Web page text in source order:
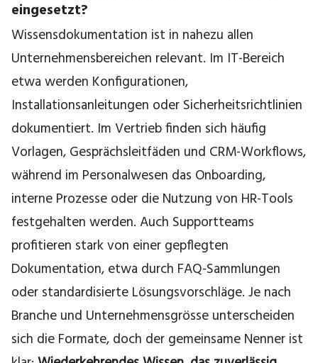
eingesetzt?
Wissensdokumentation ist in nahezu allen
Unternehmensbereichen relevant. Im IT-Bereich
etwa werden Konfigurationen,
Installationsanleitungen oder Sicherheitsrichtlinien
dokumentiert. Im Vertrieb finden sich häufig
Vorlagen, Gesprächsleitfäden und CRM-Workflows,
während im Personalwesen das Onboarding,
interne Prozesse oder die Nutzung von HR-Tools
festgehalten werden. Auch Supportteams
profitieren stark von einer gepflegten
Dokumentation, etwa durch FAQ-Sammlungen
oder standardisierte Lösungsvorschläge. Je nach
Branche und Unternehmensgrösse unterscheiden
sich die Formate, doch der gemeinsame Nenner ist